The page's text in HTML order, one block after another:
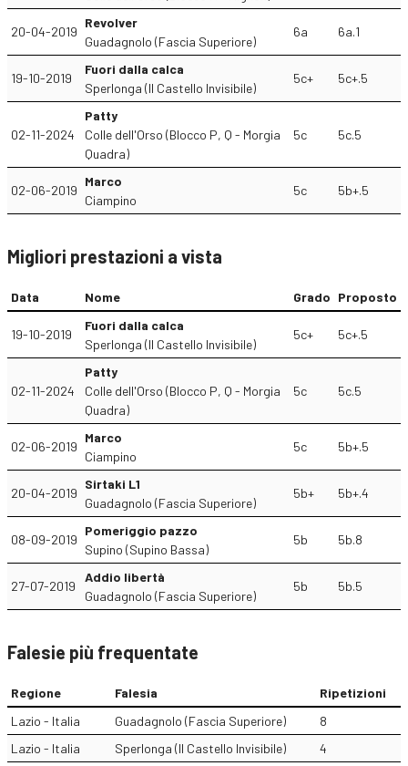
20-04-2019
Revolver
Guadagnolo (Fascia Superiore)
6a 6a.1
19-10-2019
Fuori dalla calca
Sperlonga (Il Castello Invisibile)
5c+ 5c+.5
02-11-2024
Patty
Colle dell'Orso (Blocco P, Q - Morgia
Quadra)
5c 5c.5
02-06-2019
Marco
Ciampino
5c 5b+.5
Migliori prestazioni a vista
Data Nome Grado Proposto
19-10-2019
Fuori dalla calca
Sperlonga (Il Castello Invisibile)
5c+ 5c+.5
02-11-2024
Patty
Colle dell'Orso (Blocco P, Q - Morgia
Quadra)
5c 5c.5
02-06-2019
Marco
Ciampino
5c 5b+.5
20-04-2019
Sirtaki L1
Guadagnolo (Fascia Superiore)
5b+ 5b+.4
08-09-2019
Pomeriggio pazzo
Supino (Supino Bassa)
5b 5b.8
27-07-2019
Addio libertà
Guadagnolo (Fascia Superiore)
5b 5b.5
Falesie più frequentate
Regione Falesia
Ripetizioni
Lazio - Italia
Guadagnolo (Fascia Superiore)
8
Lazio - Italia
Sperlonga (Il Castello Invisibile) 4